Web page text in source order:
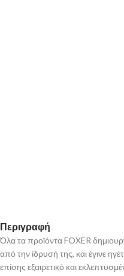
Περιγραφή
Όλα τα προϊόντα FOXER
από την ίδρυσή της, και έγινε
επίσης εξαιρετικό και